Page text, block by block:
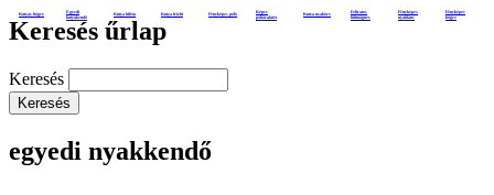
Kutyás bögre
Egyedi
kutyakendő
Kutya biléta Kutya frizbi Fényképes póló
Képes
poháralátét
Kutya nyakörv
Feliratos
hűtmágnes
Fényképes
nyaklánc
Fényképes
bögre
Keresés űrlap
Keresés
egyedi nyakkendő